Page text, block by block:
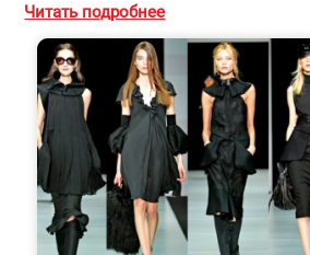
Читать подробнее